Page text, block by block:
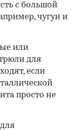
с большой
чугун и
или
для
если
просто не